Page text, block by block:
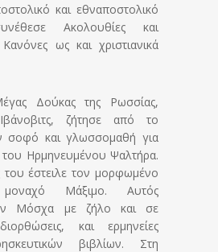
και εθναποστολικό
Ακολουθίες και
ως και χριστιανικά
Δούκας της Ρωσσίας,
ζήτησε από το
σοφό και γλωσσομαθή για
Ηρμηνευμένου Ψαλτήρα.
έστειλε τον μορφωμένο
μοναχό Μάξιμο. Αυτός
Μόσχα με ζήλο και σε
και ερμηνείες
βιβλίων. Στη